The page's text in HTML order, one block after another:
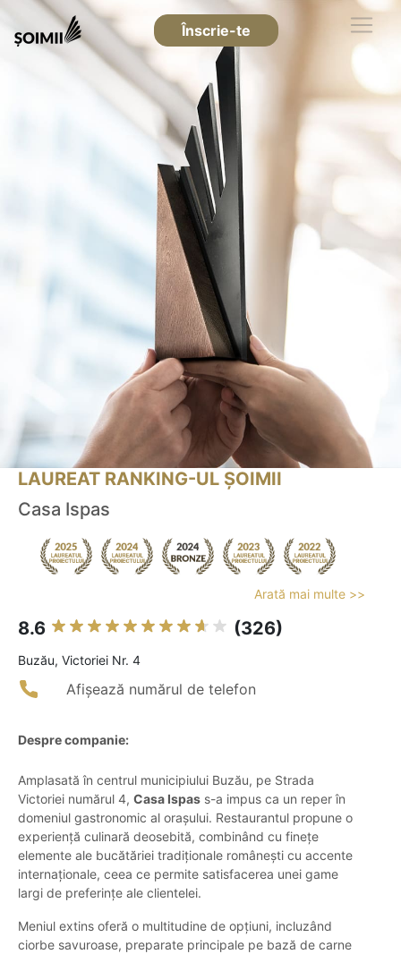
Înscrie-te
LAUREAT RANKING-UL ȘOIMII
Casa Ispas
Arată mai multe >>
8.6 (326)
Buzău, Victoriei Nr. 4
Afișează numărul de telefon
Despre companie:
Amplasată în centrul municipiului Buzău, pe Strada
Victoriei numărul 4, Casa Ispas s-a impus ca un reper în
domeniul gastronomic al orașului. Restaurantul propune o
experiență culinară deosebită, combinând cu finețe
elemente ale bucătăriei tradiționale românești cu accente
internaționale, ceea ce permite satisfacerea unei game
largi de preferințe ale clientelei.
Meniul extins oferă o multitudine de opțiuni, incluzând
ciorbe savuroase, preparate principale pe bază de carne